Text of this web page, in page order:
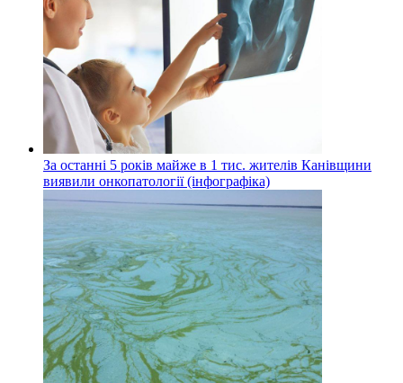
За останні 5 років майже в 1 тис. жителів Канівщини
виявили онкопатології (інфографіка)